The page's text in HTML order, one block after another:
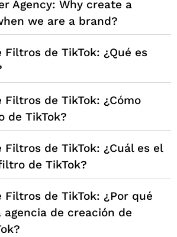
Agency: Why create a
we are a brand?
Filtros de TikTok: ¿Qué es
Filtros de TikTok: ¿Cómo
de TikTok?
Filtros de TikTok: ¿Cuál es el
de TikTok?
Filtros de TikTok: ¿Por qué
de creación de